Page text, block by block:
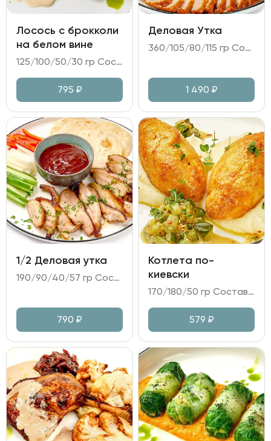
Лосось с брокколи
на белом вине
125/100/50/30 гр Состав: - лосось; - брокколи; - салат томатный (помидоры; лук красный; микс салата и зелени; медово-горчичная заправка); - соус на белом вине.
795 ₽
Деловая Утка
360/105/80/115 гр Состав: - утка маринованная; - огурец; дайкон; перец болгарский; лук зелёный; - соус на основе Хойсин; - пшеничные лепёшки.
1 490 ₽
1/2 Деловая утка
190/90/40/57 гр Состав: - утка маринованная; - огурец, дайкон, перец болгарский4 - соус на основе Хойсин; - лепёшки пшеничные.
790 ₽
Котлета по-
киевски
170/180/50 гр Состав: - котлеты из куриного филе в панировке; - картофельное пюре; - огурцы, маринованные в медово-горчичном соусе.
579 ₽